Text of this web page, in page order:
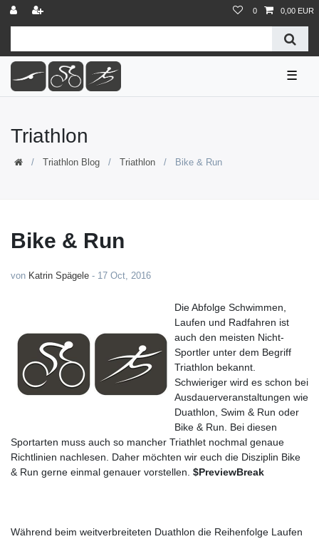
0 0,00 EUR
☰
Triathlon
Triathlon Blog Triathlon Bike & Run
Bike & Run
von Katrin Spägele - 17 Oct, 2016
Die Abfolge Schwimmen,
Laufen und Radfahren ist
auch den meisten Nicht-
Sportler unter dem Begriff
Triathlon bekannt.
Schwieriger wird es schon bei
Ausdauerveranstaltungen wie
Duathlon, Swim & Run oder
Bike & Run. Bei diesen
Sportarten muss auch so mancher Triathlet nochmal genaue
Richtlinien nachlesen. Daher möchten wir euch die Disziplin Bike
& Run gerne einmal genauer vorstellen. $PreviewBreak
Während beim weitverbreiteten Duathlon die Reihenfolge Laufen